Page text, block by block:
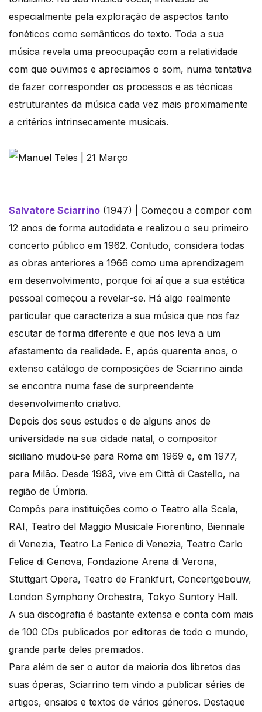
especialmente pela exploração de aspectos tanto
fonéticos como semânticos do texto. Toda a sua
música revela uma preocupação com a relatividade
com que ouvimos e apreciamos o som, numa tentativa
de fazer corresponder os processos e as técnicas
estruturantes da música cada vez mais proximamente
a critérios intrinsecamente musicais.
Salvatore Sciarrino (1947) | Começou a compor com
12 anos de forma autodidata e realizou o seu primeiro
concerto público em 1962. Contudo, considera todas
as obras anteriores a 1966 como uma aprendizagem
em desenvolvimento, porque foi aí que a sua estética
pessoal começou a revelar-se. Há algo realmente
particular que caracteriza a sua música que nos faz
escutar de forma diferente e que nos leva a um
afastamento da realidade. E, após quarenta anos, o
extenso catálogo de composições de Sciarrino ainda
se encontra numa fase de surpreendente
desenvolvimento criativo.
Depois dos seus estudos e de alguns anos de
universidade na sua cidade natal, o compositor
siciliano mudou-se para Roma em 1969 e, em 1977,
para Milão. Desde 1983, vive em Città di Castello, na
região de Úmbria.
Compôs para instituições como o Teatro alla Scala,
RAI, Teatro del Maggio Musicale Fiorentino, Biennale
di Venezia, Teatro La Fenice di Venezia, Teatro Carlo
Felice di Genova, Fondazione Arena di Verona,
Stuttgart Opera, Teatro de Frankfurt, Concertgebouw,
London Symphony Orchestra, Tokyo Suntory Hall.
A sua discografia é bastante extensa e conta com mais
de 100 CDs publicados por editoras de todo o mundo,
grande parte deles premiados.
Para além de ser o autor da maioria dos libretos das
suas óperas, Sciarrino tem vindo a publicar séries de
artigos, ensaios e textos de vários géneros. Destaque